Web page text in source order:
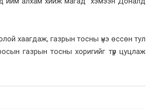
хаагдаж, газрын тосны үнэ өссөн тул
газрын тосны хоригийг түр цуцлаж